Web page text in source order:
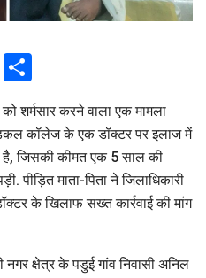
Telegram
शर्मसार करने वाला एक मामला
कॉलेज के एक डॉक्टर पर इलाज में
है, जिसकी कीमत एक 5 साल की
पीड़ित माता-पिता ने जिलाधिकारी
के खिलाफ सख्त कार्रवाई की मांग
क्षेत्र के पडुई गांव निवासी अनिल